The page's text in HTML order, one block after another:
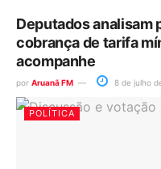
Deputados analisam
cobrança de tarifa
acompanhe
por Aruanã FM 8 de julho
POLÍTICA